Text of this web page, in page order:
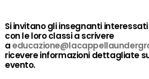
Si invitano gli insegnanti
con le loro classi a scrivere
a
ricevere informazioni dettagliate
evento.